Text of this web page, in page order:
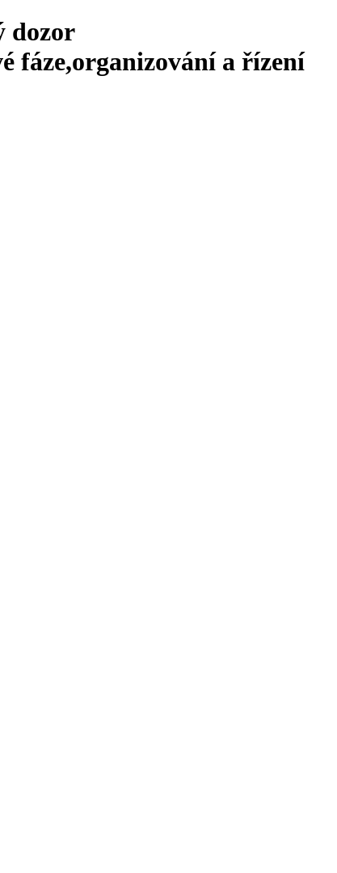
dozor
fáze,organizování a řízení